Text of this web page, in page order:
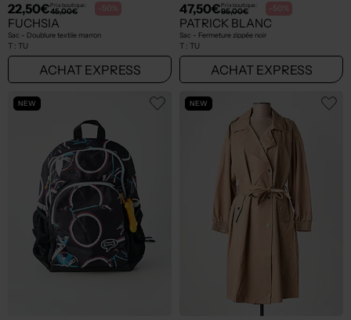
22,50€Prix boutique :
45,00€ -50%
FUCHSIA
Sac - Doublure textile marron
T : TU
ACHAT EXPRESS
47,50€Prix boutique :
95,00€ -50%
PATRICK BLANC
Sac - Fermeture zippée noir
T : TU
ACHAT EXPRESS
NEW NEW